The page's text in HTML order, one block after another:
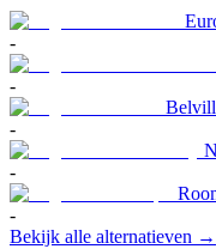
-
-
-
-
-
Bekijk alle alternatieven →